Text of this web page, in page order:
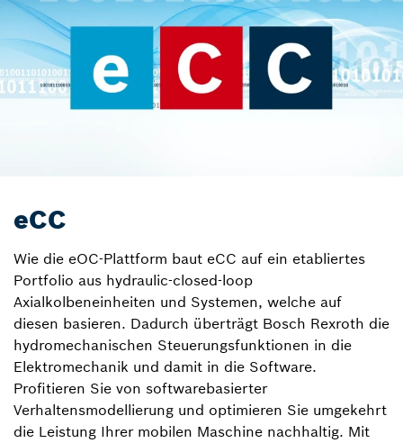
eCC
Wie die eOC-Plattform baut eCC auf ein etabliertes
Portfolio aus hydraulic-closed-loop
Axialkolbeneinheiten und Systemen, welche auf
diesen basieren. Dadurch überträgt Bosch Rexroth die
hydromechanischen Steuerungsfunktionen in die
Elektromechanik und damit in die Software.
Profitieren Sie von softwarebasierter
Verhaltensmodellierung und optimieren Sie umgekehrt
die Leistung Ihrer mobilen Maschine nachhaltig. Mit